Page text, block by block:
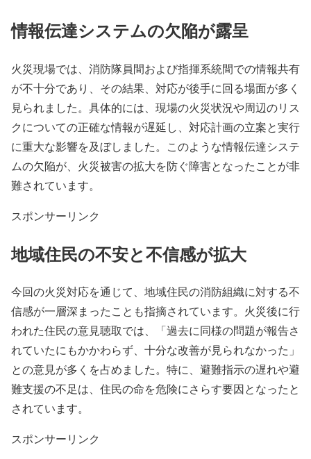
情報伝達システムの欠陥が露呈
火災現場では、消防隊員間および指揮系統間での情報共有
が不十分であり、その結果、対応が後手に回る場面が多く
見られました。具体的には、現場の火災状況や周辺のリス
クについての正確な情報が遅延し、対応計画の立案と実行
に重大な影響を及ぼしました。このような情報伝達システ
ムの欠陥が、火災被害の拡大を防ぐ障害となったことが非
難されています。
スポンサーリンク
地域住民の不安と不信感が拡大
今回の火災対応を通じて、地域住民の消防組織に対する不
信感が一層深まったことも指摘されています。火災後に行
われた住民の意見聴取では、「過去に同様の問題が報告さ
れていたにもかかわらず、十分な改善が見られなかった」
との意見が多くを占めました。特に、避難指示の遅れや避
難支援の不足は、住民の命を危険にさらす要因となったと
されています。
スポンサーリンク